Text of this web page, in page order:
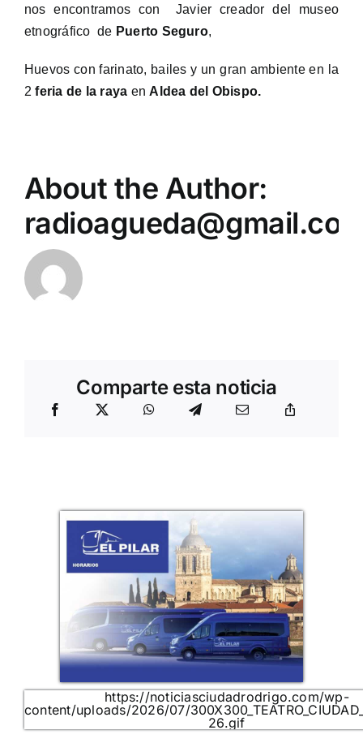
nos encontramos con Javier creador del museo
etnográfico de Puerto Seguro,
Huevos con farinato, bailes y un gran ambiente en la
2 feria de la raya en Aldea del Obispo.
About the Author:
Comparte esta noticia
https://noticiasciudadrodrigo.com/wp-
content/uploads/2026/07/
26.gif